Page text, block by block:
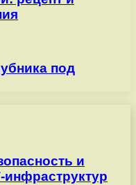
под
и